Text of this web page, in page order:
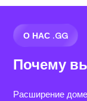
О НАС .GG
Почему
Расширение